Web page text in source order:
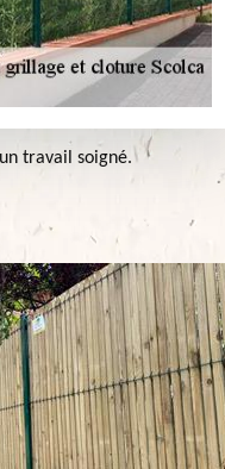
travail soigné.